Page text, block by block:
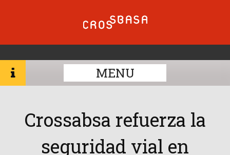
MENU
Crossabsa refuerza la
seguridad vial en